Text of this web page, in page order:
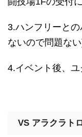
3.ハンフリーと
ないので問題な
4.イベント後、
VS アラクラト